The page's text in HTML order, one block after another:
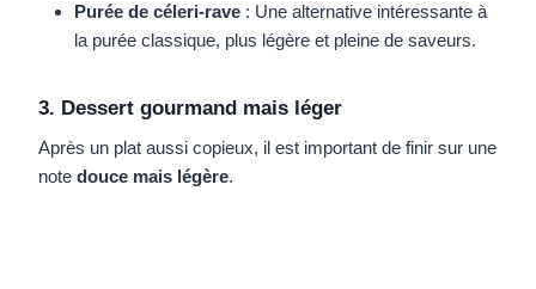
Purée de céleri-rave : Une alternative intéressante à
la purée classique, plus légère et pleine de saveurs.
3. Dessert gourmand mais léger
Après un plat aussi copieux, il est important de finir sur une
note douce mais légère.